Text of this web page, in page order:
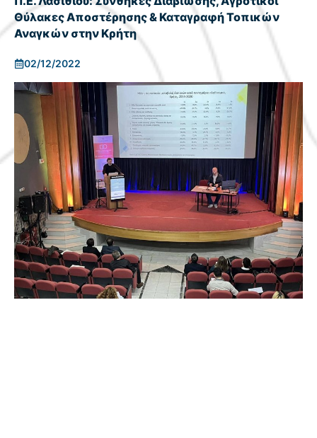
Θύλακες Αποστέρησης & Καταγραφή Τοπικών
Αναγκών στην Κρήτη
02/12/2022